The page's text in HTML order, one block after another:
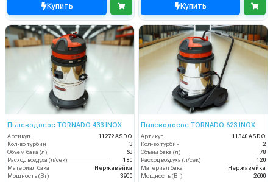
Купить Купить
Пылеводосос TORNADO 433 INOX
Артикул
11272 ASDO
Кол-во турбин
3
Объем бака (л)
63
Расход воздуха (л/сек)
180
Материал бака
Нержавейка
Мощность (Вт)
3900
Пылеводосос TORNADO 623 INOX
Артикул
11340 ASDO
Кол-во турбин
2
Объем бака (л)
78
Расход воздуха (л/сек)
120
Материал бака
Нержавейка
Мощность (Вт)
2600